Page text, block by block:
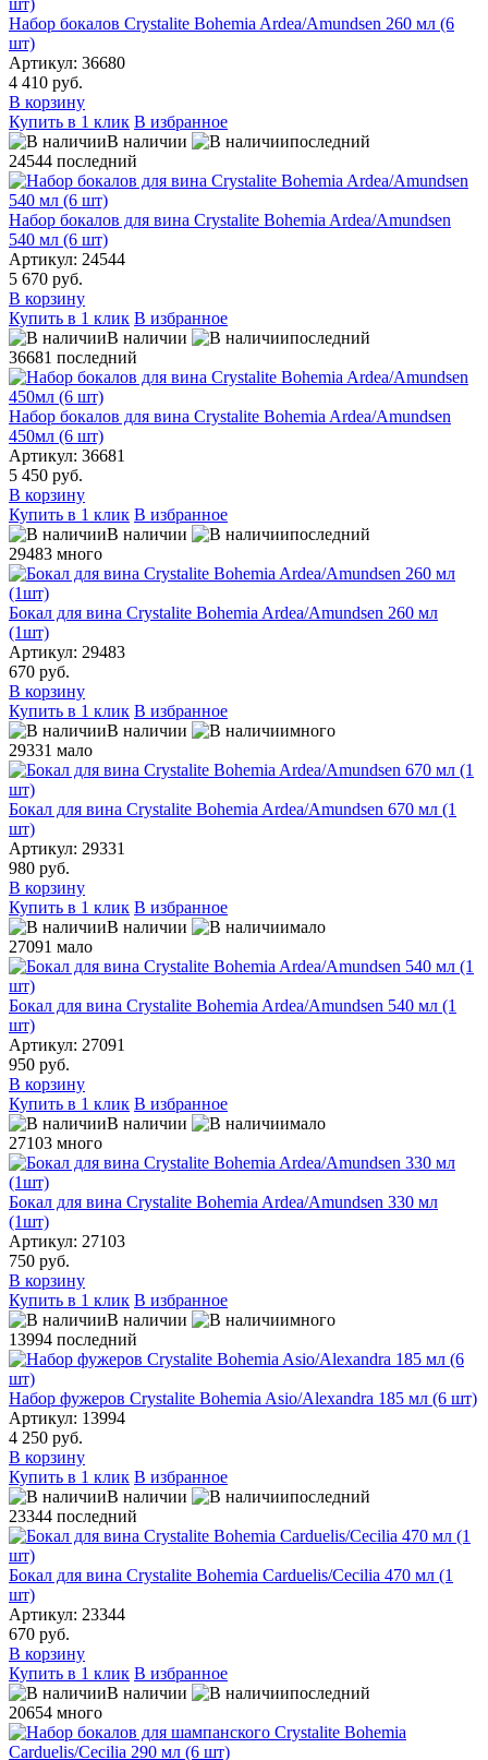
Набор бокалов Crystalite Bohemia Ardea/Amundsen 260 мл (6
шт)
Артикул: 36680
4 410 руб.
В корзину
Купить в 1 клик В избранное
В наличии
последний
24544 последний
Набор бокалов для вина Crystalite Bohemia Ardea/Amundsen
540 мл (6 шт)
Артикул: 24544
5 670 руб.
В корзину
Купить в 1 клик В избранное
В наличии
последний
36681 последний
Набор бокалов для вина Crystalite Bohemia Ardea/Amundsen
450мл (6 шт)
Артикул: 36681
5 450 руб.
В корзину
Купить в 1 клик В избранное
В наличии
последний
29483 много
Бокал для вина Crystalite Bohemia Ardea/Amundsen 260 мл
(1шт)
Артикул: 29483
670 руб.
В корзину
Купить в 1 клик В избранное
В наличии
много
29331 мало
Бокал для вина Crystalite Bohemia Ardea/Amundsen 670 мл (1
шт)
Артикул: 29331
980 руб.
В корзину
Купить в 1 клик В избранное
В наличии
мало
27091 мало
Бокал для вина Crystalite Bohemia Ardea/Amundsen 540 мл (1
шт)
Артикул: 27091
950 руб.
В корзину
Купить в 1 клик В избранное
В наличии
мало
27103 много
Бокал для вина Crystalite Bohemia Ardea/Amundsen 330 мл
(1шт)
Артикул: 27103
750 руб.
В корзину
Купить в 1 клик В избранное
В наличии
много
13994 последний
Набор фужеров Crystalite Bohemia Asio/Alexandra 185 мл (6 шт)
Артикул: 13994
4 250 руб.
В корзину
Купить в 1 клик В избранное
В наличии
последний
23344 последний
Бокал для вина Crystalite Bohemia Carduelis/Cecilia 470 мл (1
шт)
Артикул: 23344
670 руб.
В корзину
Купить в 1 клик В избранное
В наличии
последний
20654 много